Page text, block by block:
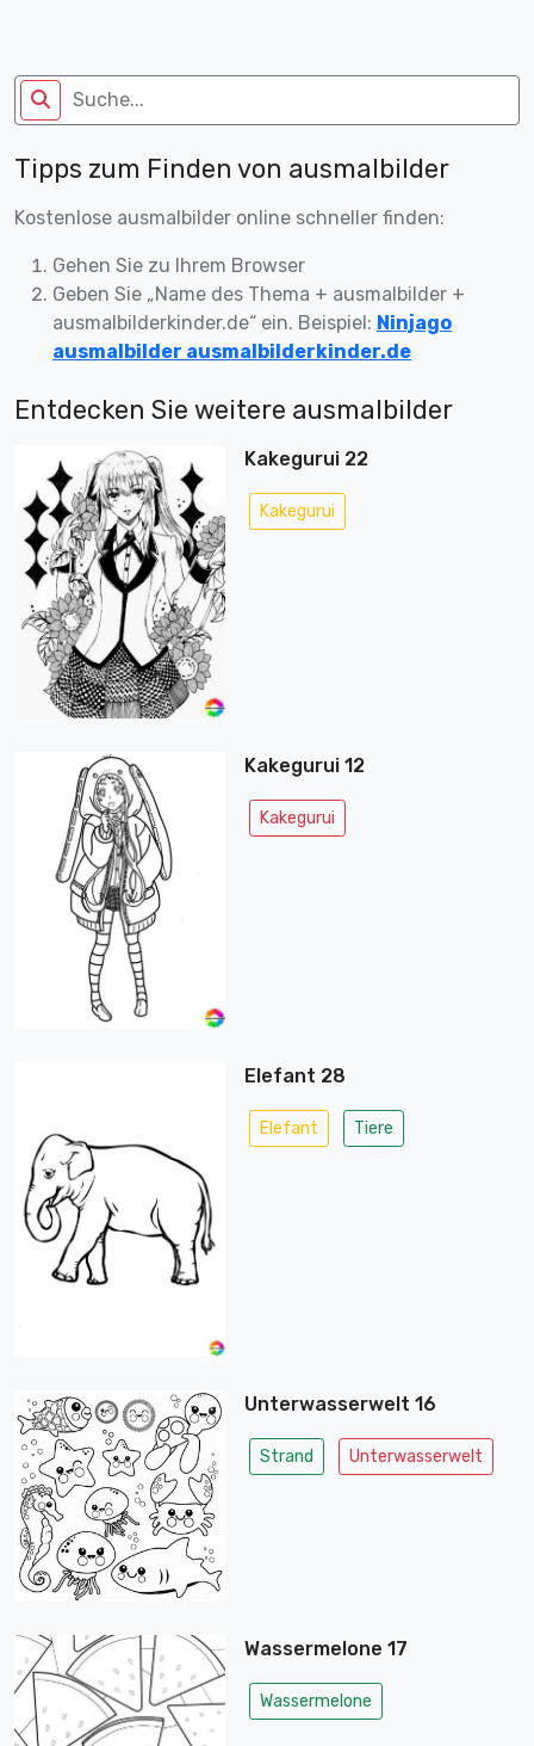
Tipps zum Finden von ausmalbilder
Kostenlose ausmalbilder online schneller finden:
Gehen Sie zu Ihrem Browser
Geben Sie „Name des Thema + ausmalbilder +
ausmalbilderkinder.de“ ein. Beispiel: Ninjago
ausmalbilder ausmalbilderkinder.de
Entdecken Sie weitere ausmalbilder
Kakegurui 22
Kakegurui
Kakegurui 12
Kakegurui
Elefant 28
Elefant Tiere
Unterwasserwelt 16
Strand Unterwasserwelt
Wassermelone 17
Wassermelone